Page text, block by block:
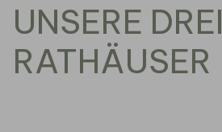
UNSERE DREI
RATHÄUSER